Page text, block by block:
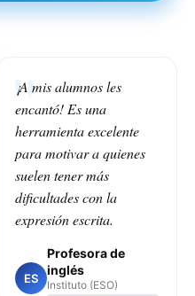
¡A mis alumnos les
encantó! Es una
herramienta excelente
para motivar a quienes
suelen tener más
dificultades con la
expresión escrita.
ES
Profesora de
inglés
Instituto (ESO)